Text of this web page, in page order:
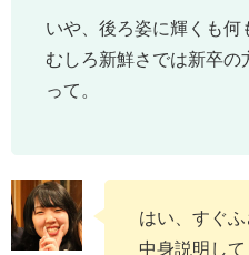
いや、後ろ姿に輝くも何
むしろ新鮮さでは新卒の
って。
はい、すぐ
中身説明して